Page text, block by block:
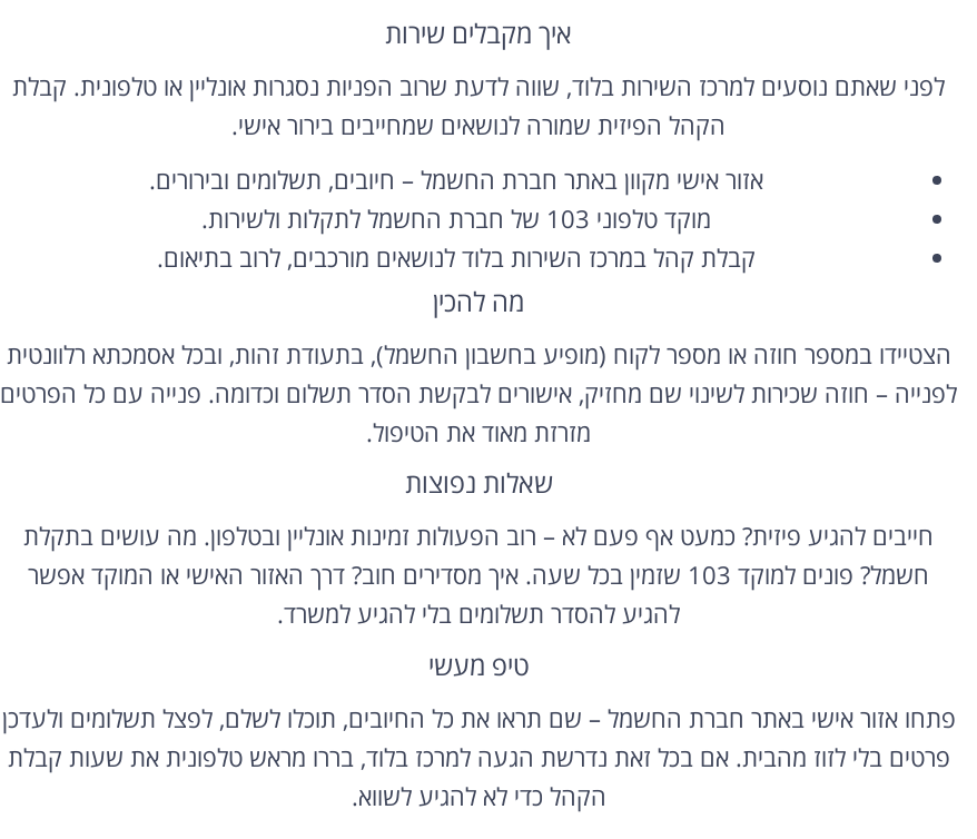
איך מקבלים שירות
לפני שאתם נוסעים למרכז השירות בלוד, שווה לדעת שרוב הפניות נסגרות אונליין או טלפונית. קבלת
הקהל הפיזית שמורה לנושאים שמחייבים בירור אישי.
אזור אישי מקוון באתר חברת החשמל – חיובים, תשלומים ובירורים.
מוקד טלפוני 103 של חברת החשמל לתקלות ולשירות.
קבלת קהל במרכז השירות בלוד לנושאים מורכבים, לרוב בתיאום.
מה להכין
הצטיידו במספר חוזה או מספר לקוח (מופיע בחשבון החשמל), בתעודת זהות, ובכל אסמכתא רלוונטית
לפנייה – חוזה שכירות לשינוי שם מחזיק, אישורים לבקשת הסדר תשלום וכדומה. פנייה עם כל הפרטים
מזרזת מאוד את הטיפול.
שאלות נפוצות
חייבים להגיע פיזית? כמעט אף פעם לא – רוב הפעולות זמינות אונליין ובטלפון. מה עושים בתקלת
חשמל? פונים למוקד 103 שזמין בכל שעה. איך מסדירים חוב? דרך האזור האישי או המוקד אפשר
להגיע להסדר תשלומים בלי להגיע למשרד.
טיפ מעשי
פתחו אזור אישי באתר חברת החשמל – שם תראו את כל החיובים, תוכלו לשלם, לפצל תשלומים ולעדכן
פרטים בלי לזוז מהבית. אם בכל זאת נדרשת הגעה למרכז בלוד, בררו מראש טלפונית את שעות קבלת
הקהל כדי לא להגיע לשווא.
בחו"ל
השוואת מחירים בין חברות
פודקאסט?
אולפן הקלטות מקצועי